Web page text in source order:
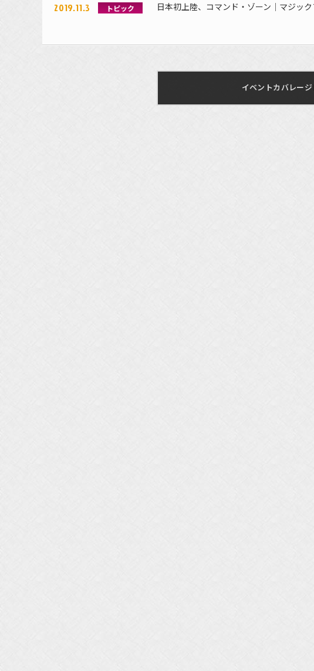
2019.11.3 トピック 日本初上陸、コマンド・ゾーン｜マジッ
イベントカバレー